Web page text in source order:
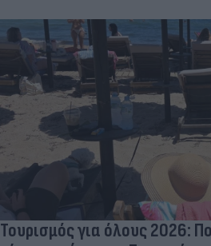
Τουρισμός για όλους 2026: